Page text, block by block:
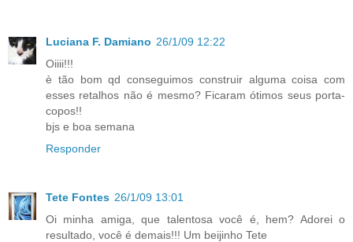
Luciana F. Damiano 26/1/09 12:22
Oiiii!!!
è tão bom qd conseguimos construir alguma coisa com
esses retalhos não é mesmo? Ficaram ótimos seus porta-
copos!!
bjs e boa semana
Responder
Tete Fontes 26/1/09 13:01
Oi minha amiga, que talentosa você é, hem? Adorei o
resultado, você é demais!!! Um beijinho Tete